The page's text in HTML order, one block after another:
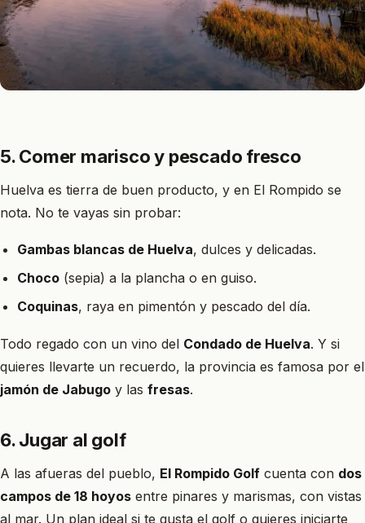
5. Comer marisco y pescado fresco
Huelva es tierra de buen producto, y en El Rompido se
nota. No te vayas sin probar:
Gambas blancas de Huelva, dulces y delicadas.
Choco(sepia) a la plancha o en guiso.
Coquinas, raya en pimentón y pescado del día.
Todo regado con un vino del Condado de Huelva. Y si
quieres llevarte un recuerdo, la provincia es famosa por el
jamón de Jabugo y las fresas.
6. Jugar al golf
A las afueras del pueblo, El Rompido Golf cuenta con dos
campos de 18 hoyos entre pinares y marismas, con vistas
al mar. Un plan ideal si te gusta el golf o quieres iniciarte